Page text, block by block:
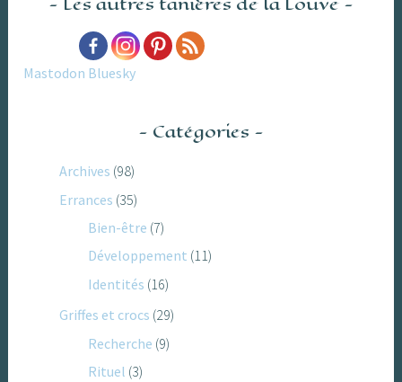
Mastodon Bluesky
Catégories
Archives (98)
Errances (35)
Bien-être (7)
Développement (11)
Identités (16)
Griffes et crocs (29)
Recherche (9)
Rituel (3)